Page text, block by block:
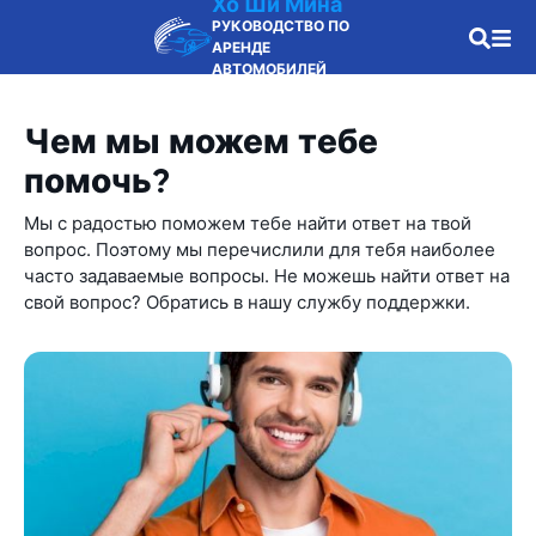
РУКОВОДСТВО ПО
АРЕНДЕ
АВТОМОБИЛЕЙ
Чем мы можем тебе
помочь?
Мы с радостью поможем тебе найти ответ на твой
вопрос. Поэтому мы перечислили для тебя наиболее
часто задаваемые вопросы. Не можешь найти ответ на
свой вопрос? Обратись в нашу службу поддержки.